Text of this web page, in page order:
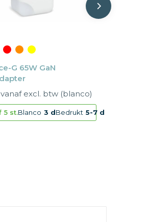
G 65W GaN
vanaf excl. btw (blanco)
5 st.Blanco 3 dBedrukt 5-7 d